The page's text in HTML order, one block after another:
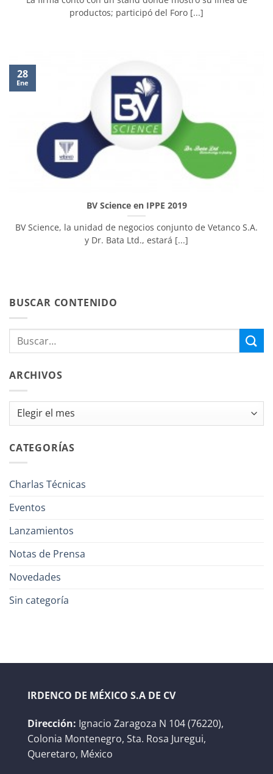
productos; participó del Foro [...]
BV Science en IPPE 2019
BV Science, la unidad de negocios conjunto de Vetanco S.A.
y Dr. Bata Ltd., estará [...]
28
Ene
BUSCAR CONTENIDO
ARCHIVOS
Archivos
CATEGORÍAS
Charlas Técnicas
Eventos
Lanzamientos
Notas de Prensa
Novedades
Sin categoría
IRDENCO DE MÉXICO S.A DE CV
Dirección: Ignacio Zaragoza N 104 (76220),
Colonia Montenegro, Sta. Rosa Juregui,
Queretaro, México